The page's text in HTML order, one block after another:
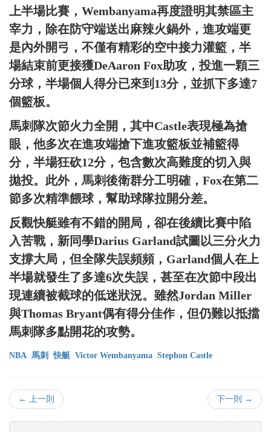
上半場比賽，Wembanyama再度證明其禁區主
宰力，除在防守端送出麻辣火鍋外，進攻端更
是內外開弓，不僅有精彩的空中接力灌籃，半
場結束前更接獲DeAaron Fox助攻，投進一顆三
分球，半場個人得分已來到13分，並抓下多達7
個籃板。
馬刺隊次節火力全開，其中Castle表現極為搶
眼，他多次在進攻端搶下進攻籃板並補籃得
分，半場狂砍12分，包含數次高難度的切入與
拋投。此外，馬刺後衛群分工明確，Fox在第二
節多次精準餵球，幫助球隊拉開分差。
反觀快艇雖有不錯的開局，卻在後續比賽中陷
入苦戰，新同學Darius Garland試圖以三分火力
支撐大局，但全隊失誤頻頻，Garland個人在上
半場就發生了多達6次失誤，甚至在次節中段出
現連續被截球的低迷狀況。雖然Jordan Miller
與Thomas Bryant偶有得分佳作，但仍難以抵擋
馬刺隊多點開花的攻勢。
NBA 馬刺 快艇 Victor Wembanyama Stephon Castle
← 上一則 下一則 →